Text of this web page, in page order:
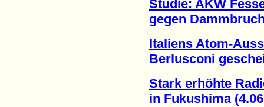
Studie: AKW
gegen Dammbruch
Italiens Atom-
Berlusconi
Stark erhöhte
in Fukushima